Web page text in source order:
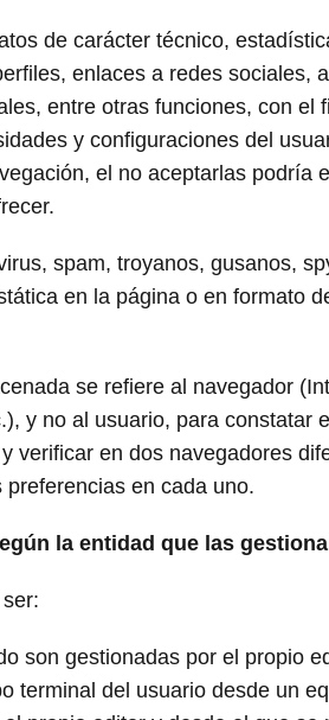
de carácter técnico,
enlaces a redes sociales,
entre otras funciones, con el
y configuraciones del
el no aceptarlas podría
spam, troyanos, gusanos,
en la página o en formato
se refiere al navegador
y no al usuario, para constatar
verificar en dos navegadores
en cada uno.
la entidad que las gestiona
son gestionadas por el propio
terminal del usuario desde un